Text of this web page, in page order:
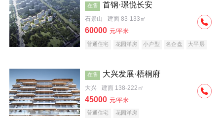
在售 首钢·璟悦长安
石景山 建面 83-133㎡
60000 元/平米
普通住宅 花园洋房 小户型 名企盘 大平层
在售 大兴发展·梧桐府
大兴 建面 138-222㎡
45000 元/平米
普通住宅 花园洋房